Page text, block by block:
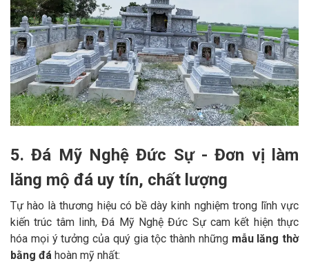
5. Đá Mỹ Nghệ Đức Sự - Đơn vị làm
lăng mộ đá uy tín, chất lượng
Tự hào là thương hiệu có bề dày kinh nghiệm trong lĩnh vực
kiến trúc tâm linh, Đá Mỹ Nghệ Đức Sự cam kết hiện thực
hóa mọi ý tưởng của quý gia tộc thành những mẫu lăng thờ
bằng đá hoàn mỹ nhất: